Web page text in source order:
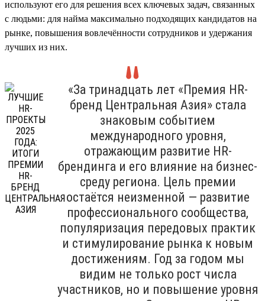
используют его для решения всех ключевых задач, связанных
с людьми: для найма максимально подходящих кандидатов на
рынке, повышения вовлечённости сотрудников и удержания
лучших из них.
«За тринадцать лет «Премия HR-
бренд Центральная Азия» стала
знаковым событием
международного уровня,
отражающим развитие HR-
брендинга и его влияние на бизнес-
среду региона. Цель премии
остаётся неизменной — развитие
профессионального сообщества,
популяризация передовых практик
и стимулирование рынка к новым
достижениям. Год за годом мы
видим не только рост числа
участников, но и повышение уровня